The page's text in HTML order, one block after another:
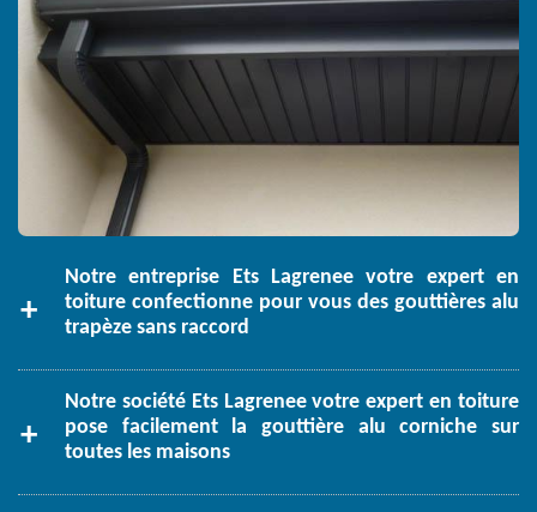
Notre entreprise Ets Lagrenee votre expert en
toiture confectionne pour vous des gouttières alu
trapèze sans raccord
Notre société Ets Lagrenee votre expert en toiture
pose facilement la gouttière alu corniche sur
toutes les maisons